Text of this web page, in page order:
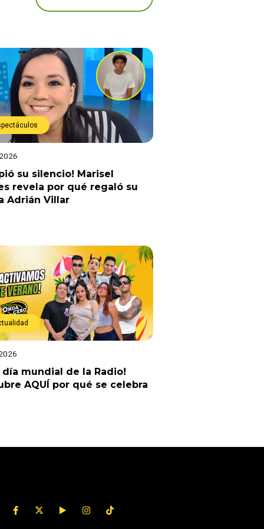
su silencio! Marisel
revela por qué regaló su
Adrián Villar
día mundial de la Radio!
AQUÍ por qué se celebra